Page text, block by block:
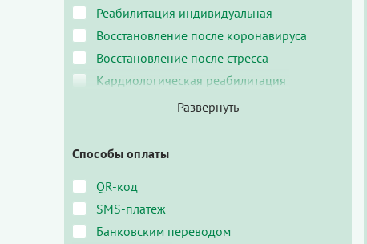
Реабилитация индивидуальная
Восстановление после коронавируса
Восстановление после стресса
Кардиологическая реабилитация
Способы оплаты
QR-код
SMS-платеж
Банковским переводом